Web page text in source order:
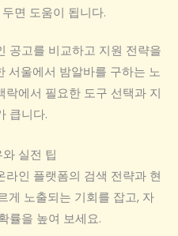
면 도움이 됩니다.
공고를 비교하고 지원 전략을
서울에서 밤알바를 구하는 노
에서 필요한 도구 선택과 지
큽니다.
실전 팁
인 플랫폼의 검색 전략과 현
게 노출되는 기회를 잡고, 자
률을 높여 보세요.